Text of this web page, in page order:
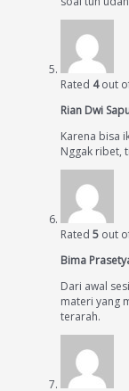
Rated 4out
Rian Dwi
Karena bisa
Nggak ribet,
Rated 5 out
Bima
Dari awal
materi yang
terarah.